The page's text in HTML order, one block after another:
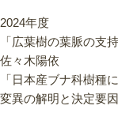
2024年度
「広葉樹の葉脈の支
佐々木陽依
「日本産ブナ科樹種
変異の解明と決定要